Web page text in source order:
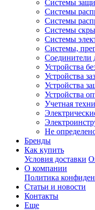
Системы
Системы
Системы
Системы
Системы
Системы,
Соединители
Устройства
Устройства
Устройства
Устройства
Учетная
Не
Бренды
Как купить
Условия доставки
О компании
Политика
Статьи и новости
Контакты
Еще